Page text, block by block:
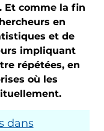
Et comme la fin
en
et de
impliquant
répétées, en
où les
dans